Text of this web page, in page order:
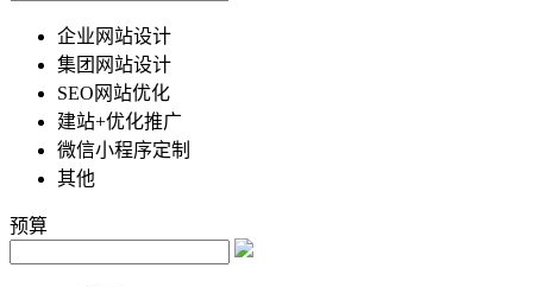
企业网站设计
集团网站设计
SEO网站优化
建站+优化推广
微信小程序定制
其他
预算